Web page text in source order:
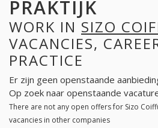
PRAKTIJK
WORK IN SIZO
VACANCIES,
PRACTICE
Er zijn geen openstaande
Op zoek naar openstaande
There are not any open offers for Sizo
vacancies in other companies